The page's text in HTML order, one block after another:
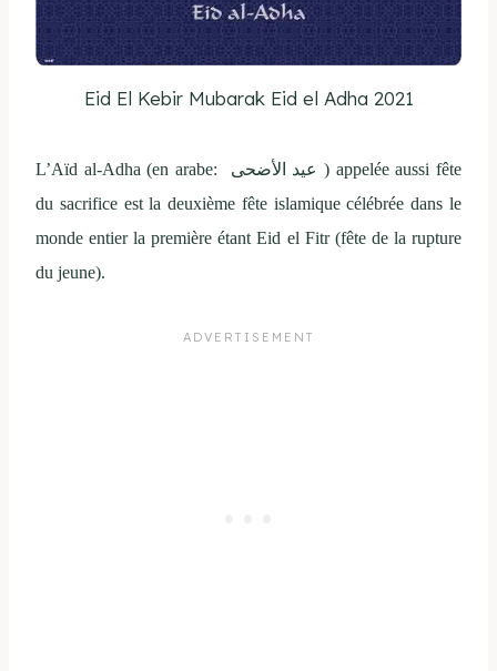
Eid El Kebir Mubarak Eid el Adha 2021
L’Aïd al-Adha (en arabe: عيد الأضحى ) appelée aussi fête
du sacrifice est la deuxième fête islamique célébrée dans le
monde entier la première étant Eid el Fitr (fête de la rupture
du jeune).